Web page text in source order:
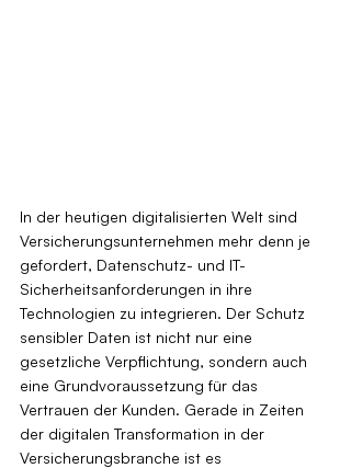
In der heutigen digitalisierten Welt sind
Versicherungsunternehmen mehr denn je
gefordert, Datenschutz- und IT-
Sicherheitsanforderungen in ihre
Technologien zu integrieren. Der Schutz
sensibler Daten ist nicht nur eine
gesetzliche Verpflichtung, sondern auch
eine Grundvoraussetzung für das
Vertrauen der Kunden. Gerade in Zeiten
der digitalen Transformation in der
Versicherungsbranche ist es